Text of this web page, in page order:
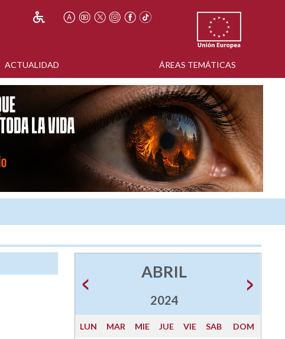
ACTUALIDAD ÁREAS TEMÁTICAS
ABRIL
2024
LUN MAR MIE JUE VIE SAB DOM